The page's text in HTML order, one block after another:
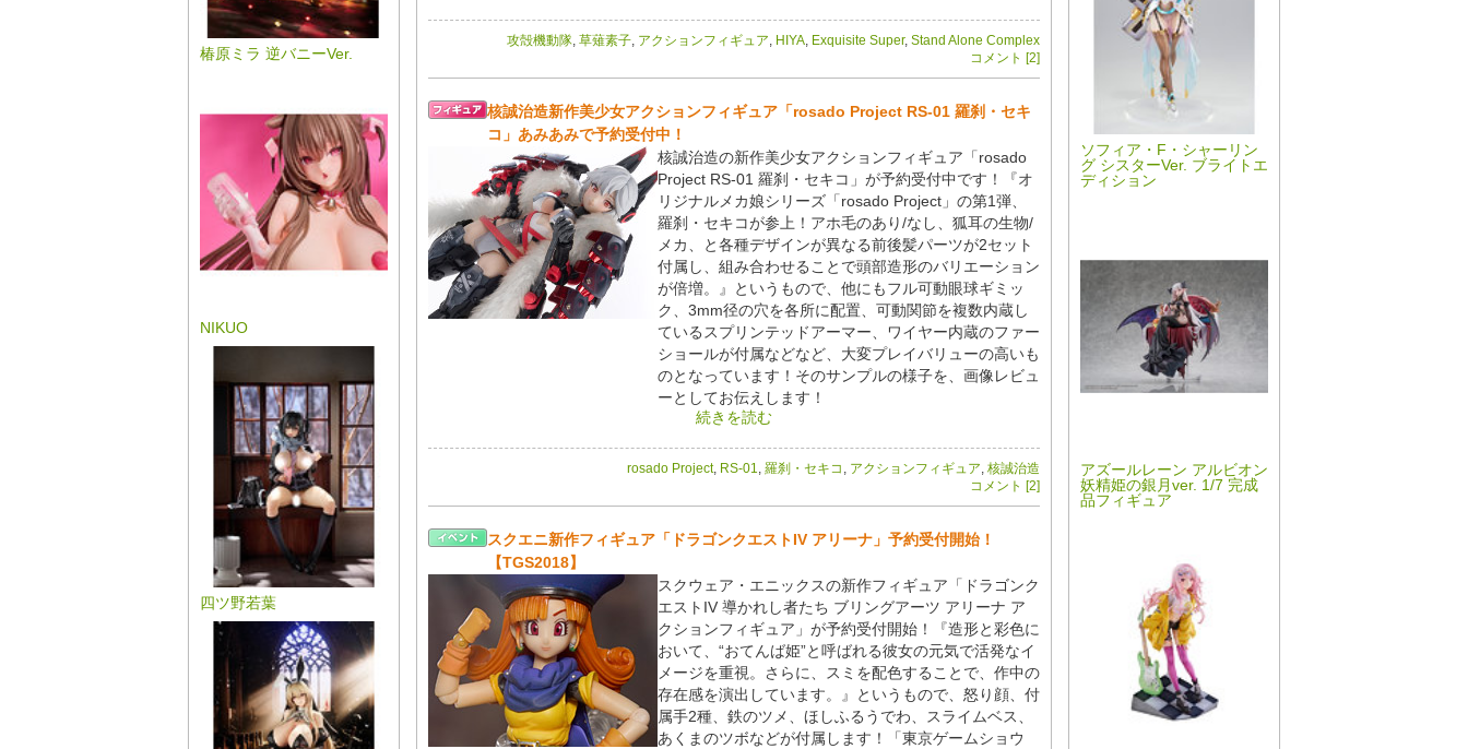
椿原ミラ 逆バニーVer.
NIKUO
四ツ野若葉
攻殻機動隊, 草薙素子, アクションフィギュア, HIYA, Exquisite Super, Stand Alone Complex
コメント [2]
核誠治造新作美少女アクションフィギュア「rosado Project RS-01 羅刹・セキ
コ」あみあみで予約受付中！
核誠治造の新作美少女アクションフィギュア「rosado
Project RS-01 羅刹・セキコ」が予約受付中です！『オ
リジナルメカ娘シリーズ「rosado Project」の第1弾、
羅刹・セキコが参上！アホ毛のあり/なし、狐耳の生物/
メカ、と各種デザインが異なる前後髪パーツが2セット
付属し、組み合わせることで頭部造形のバリエーション
が倍増。』というもので、他にもフル可動眼球ギミッ
ク、3mm径の穴を各所に配置、可動関節を複数内蔵し
ているスプリンテッドアーマー、ワイヤー内蔵のファー
ショールが付属などなど、大変プレイバリューの高いも
のとなっています！そのサンプルの様子を、画像レビュ
ーとしてお伝えします！
続きを読む
rosado Project, RS-01, 羅刹・セキコ , アクションフィギュア, 核誠治造
コメント [2]
スクエニ新作フィギュア「ドラゴンクエストIV アリーナ」予約受付開始！
【TGS2018】
スクウェア・エニックスの新作フィギュア「ドラゴンク
エストIV 導かれし者たち ブリングアーツ アリーナ ア
クションフィギュア」が予約受付開始！『造形と彩色に
おいて、“おてんば姫”と呼ばれる彼女の元気で活発なイ
メージを重視。さらに、スミを配色することで、作中の
存在感を演出しています。』というもので、怒り顔、付
属手2種、鉄のツメ、ほしふるうでわ、スライムベス、
あくまのツボなどが付属します！「東京ゲームショウ
ソフィア・F・シャーリン
グ シスターVer. ブライトエ
ディション
アズールレーン アルビオン
妖精姫の銀月ver. 1/7 完成
品フィギュア